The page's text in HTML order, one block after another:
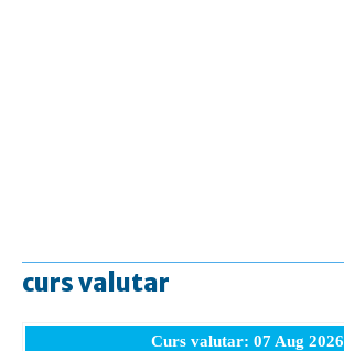
curs valutar
Curs valutar: 07 Aug 2026